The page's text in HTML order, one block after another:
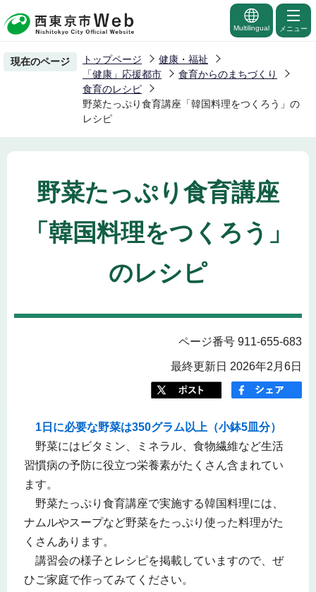
の
ー
Multilingual メニュー
現在のページ トップページ
健康・福祉
「健康」応援都市
食育からのまちづくり
食育のレシピ
野菜たっぷり食育講座「韓国料理をつくろう」の
レシピ
野菜たっぷり食育講座
「韓国料理をつくろう」
のレシピ
ページ番号 911-655-683
最終更新日 2026年2月6日
1日に必要な野菜は350グラム以上（小鉢5皿分）
野菜にはビタミン、ミネラル、食物繊維など生活
習慣病の予防に役立つ栄養素がたくさん含まれてい
ます。
野菜たっぷり食育講座で実施する韓国料理には、
ナムルやスープなど野菜をたっぷり使った料理がた
くさんあります。
講習会の様子とレシピを掲載していますので、ぜ
ひご家庭で作ってみてください。